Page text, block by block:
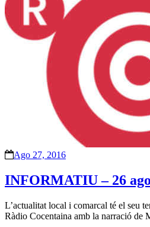
Ago 27, 2016
INFORMATIU – 26
L’actualitat local i comarcal té el seu
Ràdio Cocentaina amb la narració de